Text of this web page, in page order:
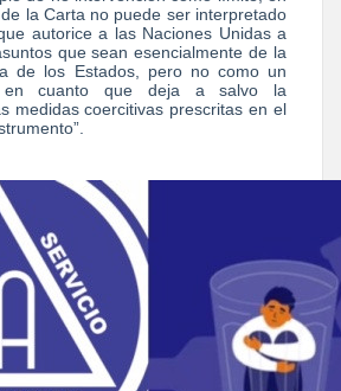
la Carta no puede ser interpretado
autorice a las Naciones Unidas a
que sean esencialmente de la
de los Estados, pero no como un
en cuanto que deja a salvo la
medidas coercitivas prescritas en el